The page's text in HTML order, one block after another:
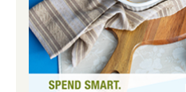
el cuchillo y
ingredientes.
estos en nuestro
paletas heladas de
luego hacerlas tú